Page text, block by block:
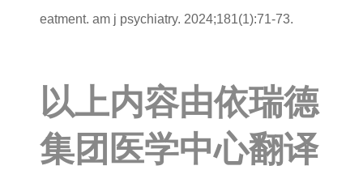
eatment. am j psychiatry. 2024;181(1):71-73.
以上内容由依瑞德
集团医学中心翻译